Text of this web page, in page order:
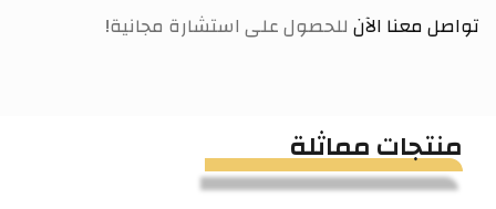
تواصل معنا الآنللحصول على استشارة مجانية!
منتجات مماثلة